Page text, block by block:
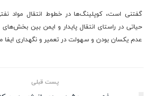
گفتنی است، کوپلینگ‌ها در خطوط انتقال مواد
حیاتی در راستای انتقال پایدار و ایمن بین
عدم یکسان بودن و سهولت در تعمیر و نگهداری ایفا
پست قبلی